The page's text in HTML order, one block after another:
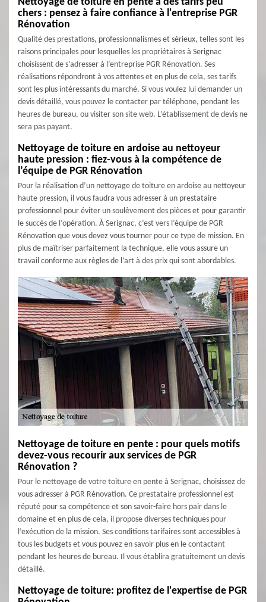
chers : pensez à faire confiance à l'entreprise PGR
Rénovation
Qualité des prestations, professionnalismes et sérieux, telles sont les
raisons principales pour lesquelles les propriétaires à Serignac
choisissent de s’adresser à l’entreprise PGR Rénovation. Ses
réalisations répondront à vos attentes et en plus de cela, ses tarifs
sont les plus intéressants du marché. Si vous voulez lui demander un
devis détaillé, vous pouvez le contacter par téléphone, pendant les
heures de bureau, ou visiter son site web. L’établissement de devis ne
sera pas payant.
Nettoyage de toiture en ardoise au nettoyeur
haute pression : fiez-vous à la compétence de
l’équipe de PGR Rénovation
Pour la réalisation d’un nettoyage de toiture en ardoise au nettoyeur
haute pression, il vous faudra vous adresser à un prestataire
professionnel pour éviter un soulèvement des pièces et pour garantir
le succès de l’opération. À Serignac, c’est vers l’équipe de PGR
Rénovation que vous devez vous tourner pour ce type de mission. En
plus de maîtriser parfaitement la technique, elle vous assure un
travail conforme aux règles de l’art à des prix qui sont abordables.
Nettoyage de toiture en pente : pour quels motifs
devez-vous recourir aux services de PGR
Rénovation ?
Pour le nettoyage de votre toiture en pente à Serignac, choisissez de
vous adresser à PGR Rénovation. Ce prestataire professionnel est
réputé pour sa compétence et son savoir-faire hors pair dans le
domaine et en plus de cela, il propose diverses techniques pour
l’exécution de la mission. Ses conditions tarifaires sont accessibles à
tous les budgets et vous pouvez en savoir plus en le contactant
pendant les heures de bureau. Il vous établira gratuitement un devis
détaillé.
Nettoyage de toiture: profitez de l'expertise de PGR